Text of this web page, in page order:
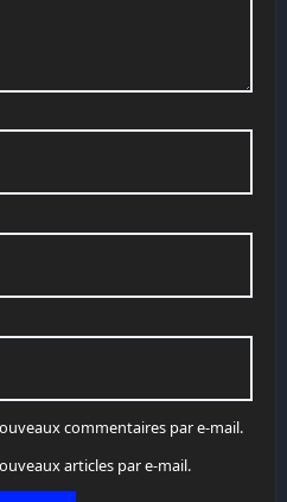
commentaires par e-mail.
articles par e-mail.